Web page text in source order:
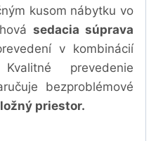
kusom nábytku vo
sedacia súprava
v kombinácií
prevedenie
bezproblémové
priestor.